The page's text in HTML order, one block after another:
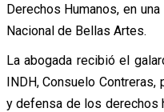
Derechos Humanos, en
Nacional de Bellas Artes.
La abogada recibió el
INDH, Consuelo
y defensa de los derechos